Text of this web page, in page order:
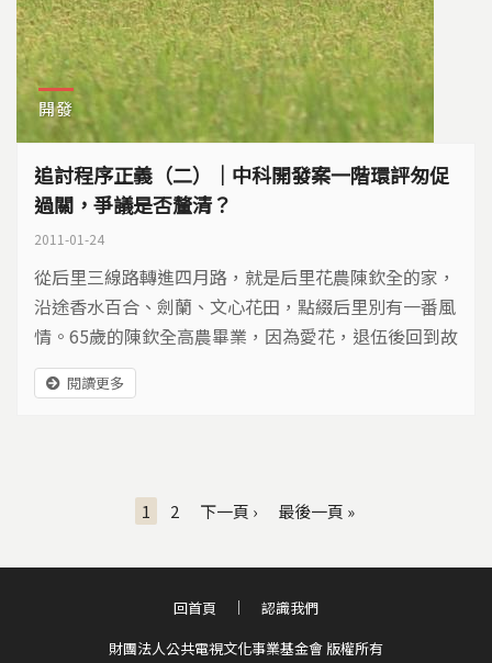
開發
追討程序正義（二）｜中科開發案一階環評匆促
過關，爭議是否釐清？
2011-01-24
從后里三線路轉進四月路，就是后里花農陳欽全的家，
沿途香水百合、劍蘭、文心花田，點綴后里別有一番風
情。65歲的陳欽全高農畢業，因為愛花，退伍後回到故
鄉開始種花，是后里最早種花的農民之一...
閱讀更多
1 2 下一頁 › 最後一頁 »
財團法人公共電視文化事業基金會 版權所有
回首頁 認識我們